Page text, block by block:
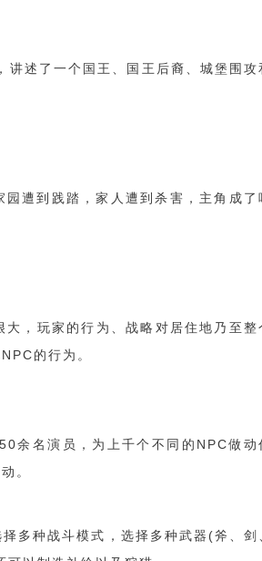
述了一个国王、国王后裔、城堡围攻
遭到践踏，家人遭到杀害，主角成了
，玩家的行为、战略对居住地乃至整
的行为。
余名演员，为上千个不同的NPC做动
。
多种战斗模式，选择多种武器(斧、剑